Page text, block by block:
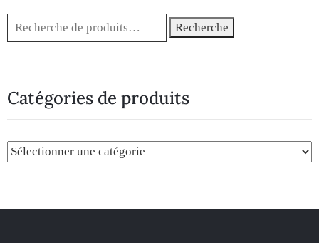
Recherche
Catégories de produits